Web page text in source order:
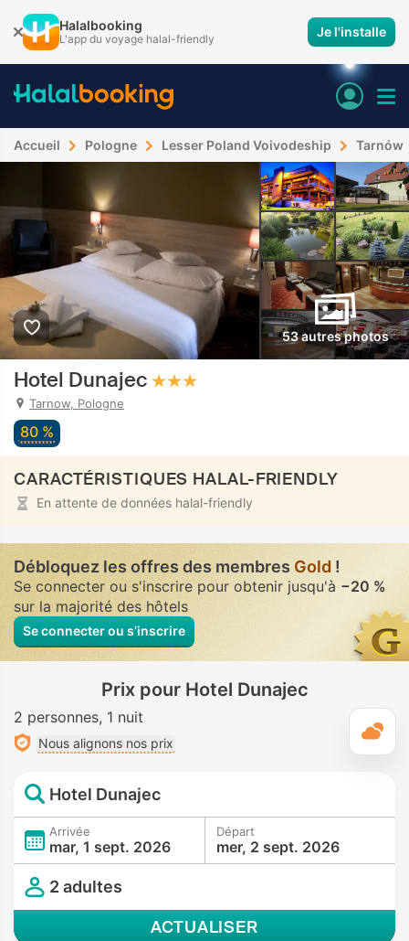
Halalbooking
L'app du voyage halal-friendly Je l'installe
Accueil Pologne Lesser Poland Voivodeship Tarnów
53 autres photos
Hotel Dunajec
Tarnow, Pologne
80 %
CARACTÉRISTIQUES HALAL-FRIENDLY
En attente de données halal-friendly
Débloquez les offres des membres Gold !
Se connecter ou s'inscrire pour obtenir jusqu'à −20 %
sur la majorité des hôtels
Se connecter ou s’inscrire
Prix pour Hotel Dunajec
2 personnes 1 nuit
Nous alignons nos prix
Hotel Dunajec
Arrivée
mar, 1 sept. 2026
Départ
mer, 2 sept. 2026
2 adultes
ACTUALISER